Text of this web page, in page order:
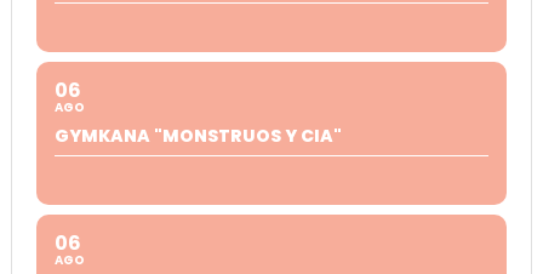
06
AGO
GYMKANA "MONSTRUOS Y CIA"
06
AGO